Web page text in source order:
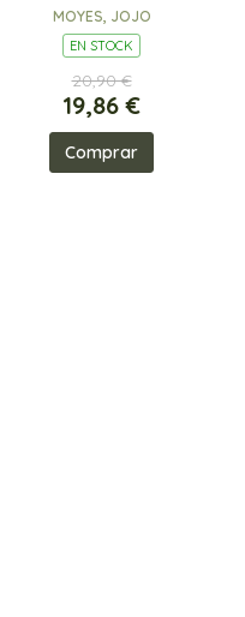
MOYES, JOJO
EN STOCK
20,90 €
19,86 €
Comprar